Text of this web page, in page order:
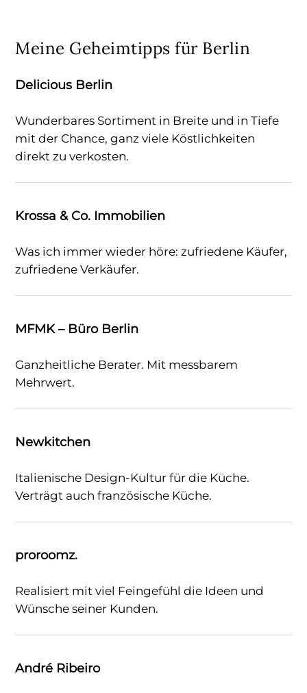
Meine Geheimtipps für Berlin
Delicious Berlin
Wunderbares Sortiment in Breite und in Tiefe
mit der Chance, ganz viele Köstlichkeiten
direkt zu verkosten.
Krossa & Co. Immobilien
Was ich immer wieder höre: zufriedene Käufer,
zufriedene Verkäufer.
MFMK – Büro Berlin
Ganzheitliche Berater. Mit messbarem
Mehrwert.
Newkitchen
Italienische Design-Kultur für die Küche.
Verträgt auch französische Küche.
proroomz.
Realisiert mit viel Feingefühl die Ideen und
Wünsche seiner Kunden.
André Ribeiro